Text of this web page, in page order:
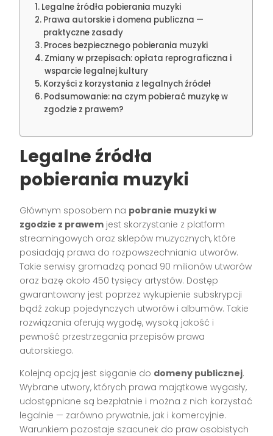
Legalne źródła pobierania muzyki
Prawa autorskie i domena publiczna —
praktyczne zasady
Proces bezpiecznego pobierania muzyki
Zmiany w przepisach: opłata reprograficzna i
wsparcie legalnej kultury
Korzyści z korzystania z legalnych źródeł
Podsumowanie: na czym pobierać muzykę w
zgodzie z prawem?
Legalne źródła
pobierania muzyki
Głównym sposobem na pobranie muzyki w
zgodzie z prawem jest skorzystanie z platform
streamingowych oraz sklepów muzycznych, które
posiadają prawa do rozpowszechniania utworów.
Takie serwisy gromadzą ponad 90 milionów utworów
oraz bazę około 450 tysięcy artystów. Dostęp
gwarantowany jest poprzez wykupienie subskrypcji
bądź zakup pojedynczych utworów i albumów. Takie
rozwiązania oferują wygodę, wysoką jakość i
pewność przestrzegania przepisów prawa
autorskiego.
Kolejną opcją jest sięganie do domeny publicznej.
Wybrane utwory, których prawa majątkowe wygasły,
udostępniane są bezpłatnie i można z nich korzystać
legalnie — zarówno prywatnie, jak i komercyjnie.
Warunkiem pozostaje szacunek do praw osobistych